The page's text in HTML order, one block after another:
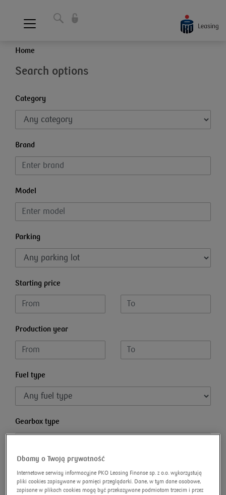
Home
Search options
Category
Brand
Model
Parking
Starting price
Production year
Fuel type
Gearbox type
Omnibus advanced search Search
Dbamy o Twoją prywatność
Internetowe serwisy informacyjne PKO Leasing Finanse sp. z o.o. wykorzystują
pliki cookies zapisywane w pamięci przeglądarki. Dane, w tym dane osobowe,
zapisane w plikach cookies mogą być przekazywane podmiotom trzecim i przez